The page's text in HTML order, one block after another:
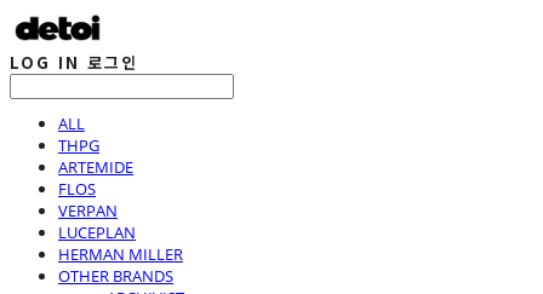
LOG IN 로그인
ALL
THPG
ARTEMIDE
FLOS
VERPAN
LUCEPLAN
HERMAN MILLER
OTHER BRANDS